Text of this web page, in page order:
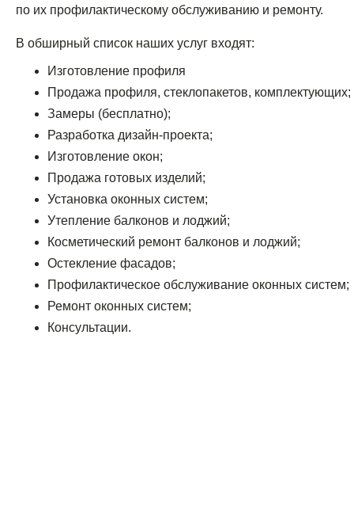
по их профилактическому обслуживанию и ремонту.
В обширный список наших услуг входят:
Изготовление профиля
Продажа профиля, стеклопакетов, комплектующих;
Замеры (бесплатно);
Разработка дизайн-проекта;
Изготовление окон;
Продажа готовых изделий;
Установка оконных систем;
Утепление балконов и лоджий;
Косметический ремонт балконов и лоджий;
Остекление фасадов;
Профилактическое обслуживание оконных систем;
Ремонт оконных систем;
Консультации.